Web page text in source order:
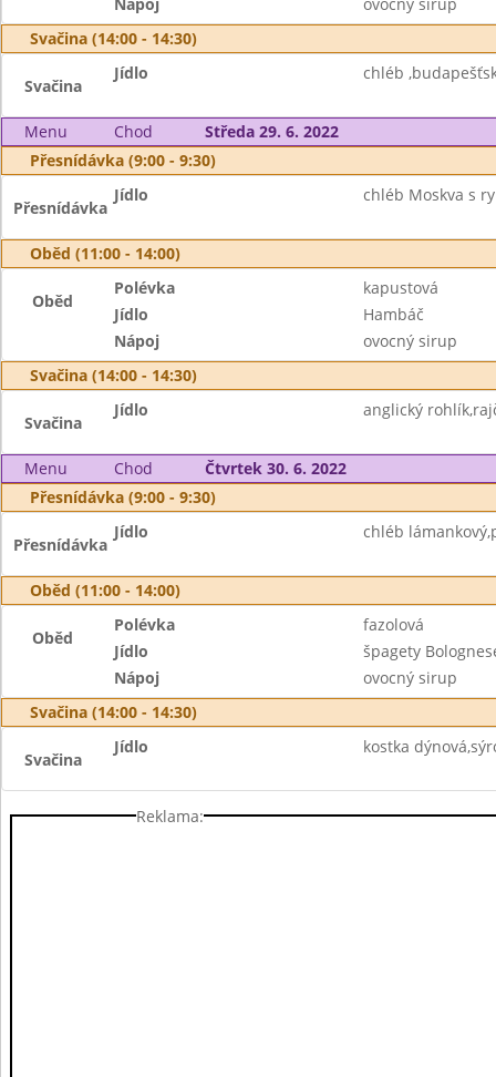
Svačina (14:00 - 14:30)
Svačina
Jídlo chléb
Menu Chod
Středa 29. 6. 2022
Přesnídávka (9:00 - 9:30)
Přesnídávka
Jídlo chléb Moskva s
Oběd (11:00 - 14:00)
Oběd
Polévka
kapustová
Jídlo
Hambáč
Nápoj
ovocný sirup
Svačina (14:00 - 14:30)
Svačina
Jídlo anglický
Menu Chod
Čtvrtek 30. 6. 2022
Přesnídávka (9:00 - 9:30)
Přesnídávka
Jídlo chléb
Oběd (11:00 - 14:00)
Oběd
Polévka
fazolová
Jídlo
špagety
Nápoj
ovocný sirup
Svačina (14:00 - 14:30)
Svačina
Jídlo kostka
Reklama: